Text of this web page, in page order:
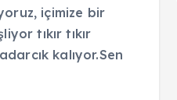
içimize bir
tıkır tıkır
kalıyor.Sen